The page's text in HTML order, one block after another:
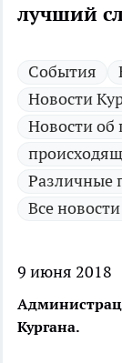
лучший
Cобытия
Новости
Новости об
Различные
Все
9 июня 2018
Кургана.